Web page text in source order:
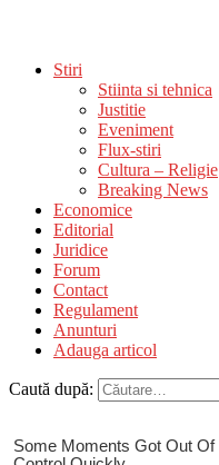
Stiri
Stiinta si tehnica
Justitie
Eveniment
Flux-stiri
Cultura – Religie
Breaking News
Economice
Editorial
Juridice
Forum
Contact
Regulament
Anunturi
Adauga articol
Caută după: